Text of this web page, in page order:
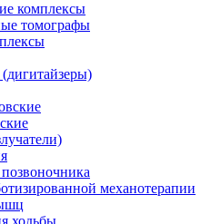
комплексы
томографы
механотерапии
ходьбы